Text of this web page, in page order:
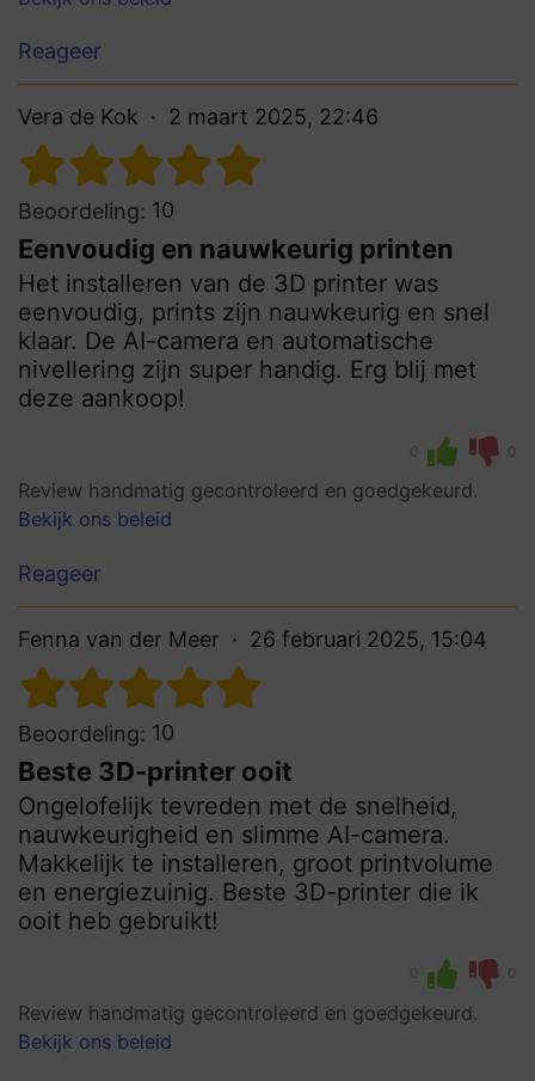
Reageer
Vera de Kok 2 maart 2025, 22:46
Beoordeling: 10
Eenvoudig en nauwkeurig printen
Het installeren van de 3D printer was
eenvoudig, prints zijn nauwkeurig en snel
klaar. De AI-camera en automatische
nivellering zijn super handig. Erg blij met
deze aankoop!
0 0
Review handmatig gecontroleerd en goedgekeurd.
Bekijk ons beleid
Reageer
Fenna van der Meer 26 februari 2025, 15:04
Beoordeling: 10
Beste 3D-printer ooit
Ongelofelijk tevreden met de snelheid,
nauwkeurigheid en slimme AI-camera.
Makkelijk te installeren, groot printvolume
en energiezuinig. Beste 3D-printer die ik
ooit heb gebruikt!
0 0
Review handmatig gecontroleerd en goedgekeurd.
Bekijk ons beleid